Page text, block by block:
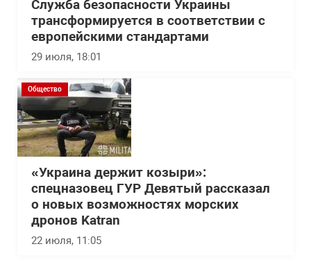
Служба безопасности Украины
трансформируется в соответствии с
европейскими стандартами
29 июля, 18:01
Общество
«Украина держит козыри»:
спецназовец ГУР Девятый рассказал
о новых возможностях морских
дронов Katran
22 июля, 11:05